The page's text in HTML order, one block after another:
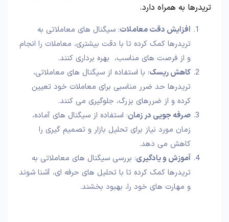
تریدرها به همراه دارد.
افزایش دقت معاملات: سیگنال‌ های معاملاتی به
تریدرها کمک کرده تا با دقت بیشتری، معاملات را انجام
و از فرصت‌ های مناسب، بهره‌ برداری کنند.
کاهش ریسک: با استفاده از سیگنال‌ های معاملاتی،
تریدرها حد ضرر مناسبی برای معاملات خود تعیین
کرده و از ضررهای بزرگ، جلوگیری می کنند.
صرفه‌ جویی در زمان: استفاده از سیگنال‌ های آماده،
زمان مورد نیاز برای تحلیل بازار و تصمیم‌ گیری را
کاهش می دهد.
آموزش و یادگیری: بررسی سیگنال‌ های معاملاتی به
تریدرها کمک کرده تا با تحلیل‌ های حرفه‌ ای، آشنا شوند
و مهارت‌ های خود را، بهبود بخشند.